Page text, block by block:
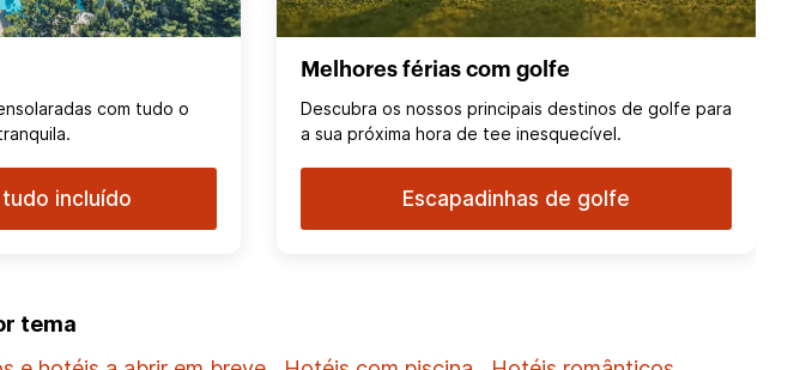
com tudo o
incluído
Melhores férias com golfe
Descubra os nossos principais destinos de golfe para
a sua próxima hora de tee inesquecível.
Escapadinhas de golfe
tema